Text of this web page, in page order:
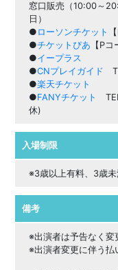
窓口販売（10:00～
日）
● ローソンチケット
●チケットぴあ 【P
●イープラス
●CNプレイガイド
●楽天チケット
●FANYチケット
休)
入場制限
※3歳以上有料、3歳
備考
※出演者は予告なく変
※出演者変更に伴う払